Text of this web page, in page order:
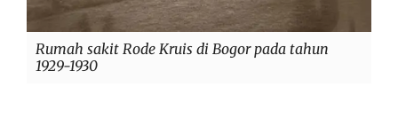
Rumah sakit Rode Kruis di Bogor pada tahun
1929-1930